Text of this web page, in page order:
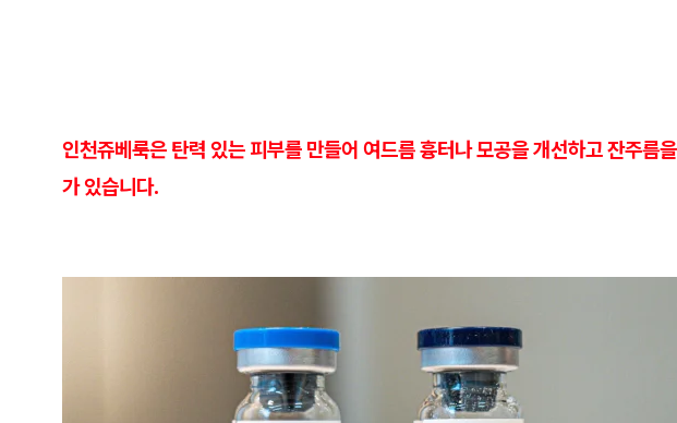
인천쥬베룩은 탄력 있는 피부를 만들어 여드름 흉터나 모공을 개선하고 잔주름
가 있습니다.